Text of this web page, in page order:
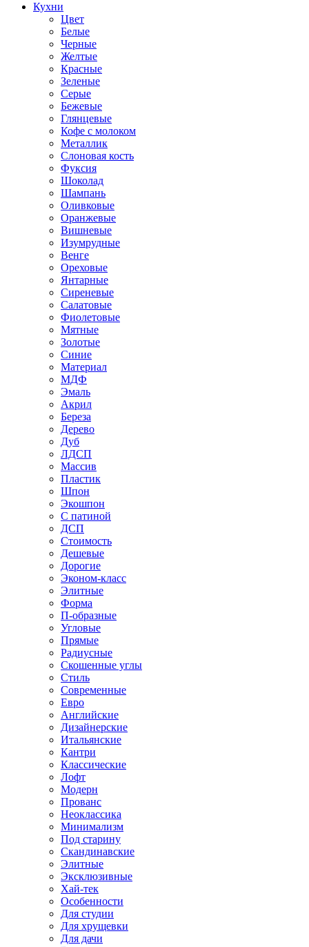
Кухни
Цвет
Белые
Черные
Желтые
Красные
Зеленые
Серые
Бежевые
Глянцевые
Кофе с молоком
Металлик
Слоновая кость
Фуксия
Шоколад
Шампань
Оливковые
Оранжевые
Вишневые
Изумрудные
Венге
Ореховые
Янтарные
Сиреневые
Салатовые
Фиолетовые
Мятные
Золотые
Синие
Материал
МДФ
Эмаль
Акрил
Береза
Дерево
Дуб
ЛДСП
Массив
Пластик
Шпон
Экошпон
С патиной
ДСП
Стоимость
Дешевые
Дорогие
Эконом-класс
Элитные
Форма
П-образные
Угловые
Прямые
Радиусные
Скошенные углы
Стиль
Современные
Евро
Английские
Дизайнерские
Итальянские
Кантри
Классические
Лофт
Модерн
Прованс
Неоклассика
Минимализм
Под старину
Скандинавские
Элитные
Эксклюзивные
Хай-тек
Особенности
Для студии
Для хрущевки
Для дачи